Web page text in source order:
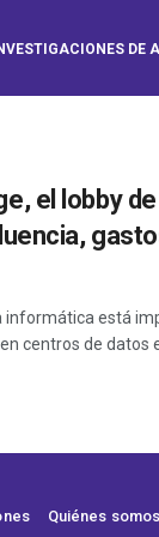
DE
el lobby
informática está
centros de datos
Quiénes somos